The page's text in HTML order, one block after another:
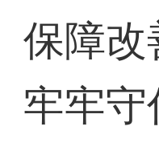
保障改
牢牢守